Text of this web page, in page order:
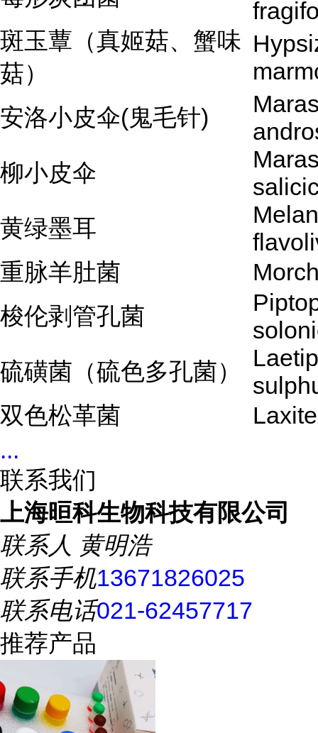
斑玉蕈（真姬菇、蟹味
菇）
安洛小皮伞(鬼毛针)
柳小皮伞
黄绿墨耳
重脉羊肚菌
梭伦剥管孔菌
硫磺菌（硫色多孔菌）
双色松革菌
...
联系我们
上海晅科生物科技有限公司
联系人 黄明浩
联系手机13671826025
联系电话021-62457717
推荐产品